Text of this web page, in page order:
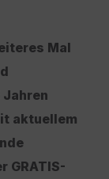
Mal
aktuellem
GRATIS-